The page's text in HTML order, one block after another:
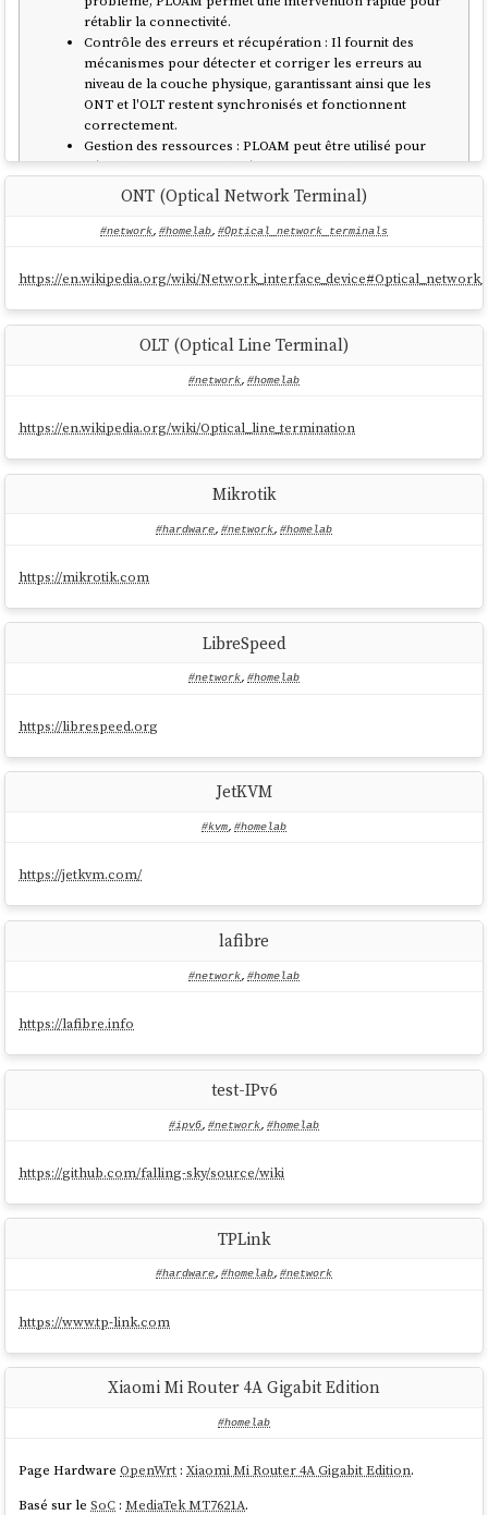
rétablir la connectivité.
Contrôle des erreurs et récupération : Il fournit des
mécanismes pour détecter et corriger les erreurs au
niveau de la couche physique, garantissant ainsi que les
ONT et l'OLT restent synchronisés et fonctionnent
correctement.
Gestion des ressources : PLOAM peut être utilisé pour
gérer les ressources du réseau, comme les canaux
optiques et les plages de bande passante allouées à
chaque ONT, afin de maintenir une performance
optimale et éviter les interférences entre les utilisateurs.
ONT (Optical Network Terminal)
#network, #homelab, #Optical_network_terminals
https://en.wikipedia.org/wiki/
OLT (Optical Line Terminal)
#network, #homelab
https://en.wikipedia.org/wiki/Optical_line_termination
Mikrotik
#hardware, #network, #homelab
https://mikrotik.com
LibreSpeed
#network, #homelab
https://librespeed.org
JetKVM
#kvm, #homelab
https://jetkvm.com/
lafibre
#network, #homelab
https://lafibre.info
test-IPv6
#ipv6, #network, #homelab
https://github.com/falling-sky/source/wiki
TPLink
#hardware, #homelab, #network
https://www.tp-link.com
Xiaomi Mi Router 4A Gigabit Edition
#homelab
Page HardwareOpenWrt :Xiaomi Mi Router 4A Gigabit Edition.
Basé sur leSoC :MediaTek MT7621A.